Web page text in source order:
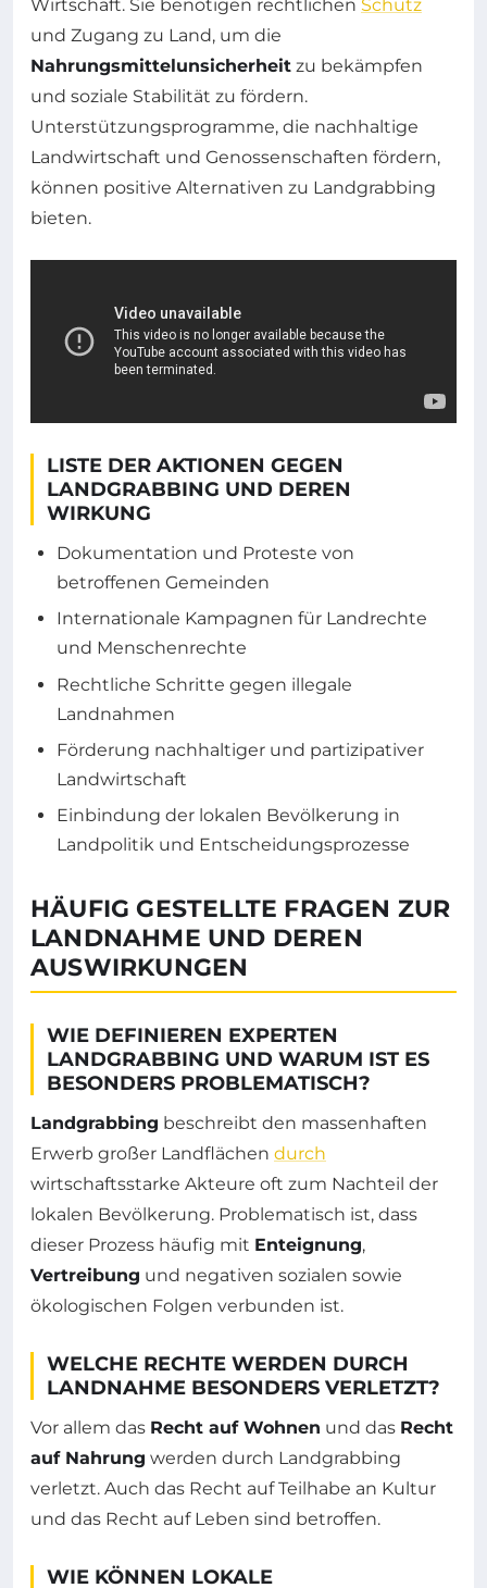
Wirtschaft. Sie benötigen rechtlichen Schutz
und Zugang zu Land, um die
Nahrungsmittelunsicherheit zu bekämpfen
und soziale Stabilität zu fördern.
Unterstützungsprogramme, die nachhaltige
Landwirtschaft und Genossenschaften fördern,
können positive Alternativen zu Landgrabbing
bieten.
LISTE DER AKTIONEN GEGEN
LANDGRABBING UND DEREN
WIRKUNG
Dokumentation und Proteste von
betroffenen Gemeinden
Internationale Kampagnen für Landrechte
und Menschenrechte
Rechtliche Schritte gegen illegale
Landnahmen
Förderung nachhaltiger und partizipativer
Landwirtschaft
Einbindung der lokalen Bevölkerung in
Landpolitik und Entscheidungsprozesse
HÄUFIG GESTELLTE FRAGEN ZUR
LANDNAHME UND DEREN
AUSWIRKUNGEN
WIE DEFINIEREN EXPERTEN
LANDGRABBING UND WARUM IST ES
BESONDERS PROBLEMATISCH?
Landgrabbing beschreibt den massenhaften
Erwerb großer Landflächen durch
wirtschaftsstarke Akteure oft zum Nachteil der
lokalen Bevölkerung. Problematisch ist, dass
dieser Prozess häufig mit Enteignung,
Vertreibung und negativen sozialen sowie
ökologischen Folgen verbunden ist.
WELCHE RECHTE WERDEN DURCH
LANDNAHME BESONDERS VERLETZT?
Vor allem das Recht auf Wohnen und das Recht
auf Nahrung werden durch Landgrabbing
verletzt. Auch das Recht auf Teilhabe an Kultur
und das Recht auf Leben sind betroffen.
WIE KÖNNEN LOKALE